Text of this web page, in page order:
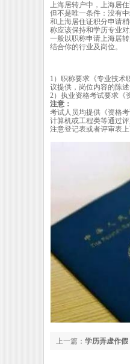
上海居转户中，上海居
但不是唯一条件：没有
和上海居住证积分申请
称应该保持和学历专业
一般以职称申请上海居
结合你的行业及岗位。
1）职称要求《专业技术
议提供，岗位内容的陈
2）执业资格考试要求《
注意：
考试人员均提供《资格考
计算机或工程类等通过
注意登记表或者评审表
上一篇： 学历弄虚作